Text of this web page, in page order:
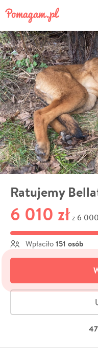
Ratujemy
6 010 zł z 6
Wpłaciło 151 osób
47